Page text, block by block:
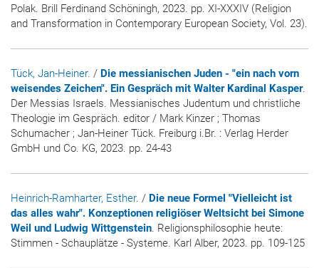
Polak. Brill Ferdinand Schöningh, 2023. pp. XI-XXXIV (Religion
and Transformation in Contemporary European Society, Vol. 23).
Tück, Jan-Heiner. / Die messianischen Juden - "ein nach vorn
weisendes Zeichen". Ein Gespräch mit Walter Kardinal Kasper.
Der Messias Israels. Messianisches Judentum und christliche
Theologie im Gespräch. editor / Mark Kinzer ; Thomas
Schumacher ; Jan-Heiner Tück. Freiburg i.Br. : Verlag Herder
GmbH und Co. KG, 2023. pp. 24-43
Heinrich-Ramharter, Esther. / Die neue Formel "Vielleicht ist
das alles wahr". Konzeptionen religiöser Weltsicht bei Simone
Weil und Ludwig Wittgenstein. Religionsphilosophie heute:
Stimmen - Schauplätze - Systeme. Karl Alber, 2023. pp. 109-125